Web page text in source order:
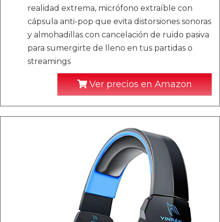
realidad extrema, micrófono extraíble con
cápsula anti-pop que evita distorsiones sonoras
y almohadillas con cancelación de ruido pasiva
para sumergirte de lleno en tus partidas o
streamings
Ver precios en Amazon